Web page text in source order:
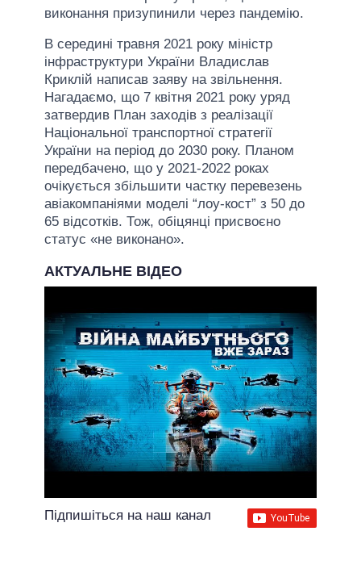
виконання призупинили через пандемію.
В середині травня 2021 року міністр
інфраструктури України Владислав
Криклій написав заяву на звільнення.
Нагадаємо, що 7 квітня 2021 року уряд
затвердив План заходів з реалізації
Національної транспортної стратегії
України на період до 2030 року. Планом
передбачено, що у 2021-2022 роках
очікується збільшити частку перевезень
авіакомпаніями моделі “лоу-кост” з 50 до
65 відсотків. Тож, обіцянці присвоєно
статус «не виконано».
АКТУАЛЬНЕ ВІДЕО
Підпишіться на наш канал